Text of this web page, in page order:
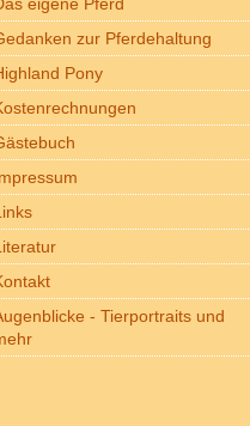
zur Pferdehaltung
Pony
- Tierportraits und